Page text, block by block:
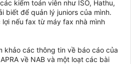
kiểm toán viên như ISO, Hathu,
biết để quản lý juniors của mình.
nếu fax từ máy fax nhà mình
khảo các thông tin về báo cáo của
về NAB và một loạt các bài